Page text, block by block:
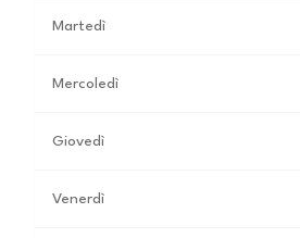
Martedì
Mercoledì
Giovedì
Venerdì